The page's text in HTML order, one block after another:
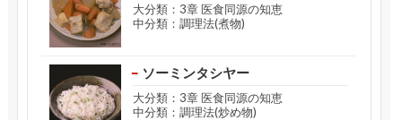
大分類：3章 医食同源の知恵
中分類：調理法(煮物)
ソーミンタシヤー
大分類：3章 医食同源の知恵
中分類：調理法(炒め物)